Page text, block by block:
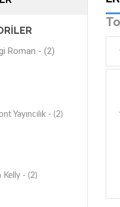
Roman - (2)
Yayıncılık - (2)
Kelly - (2)